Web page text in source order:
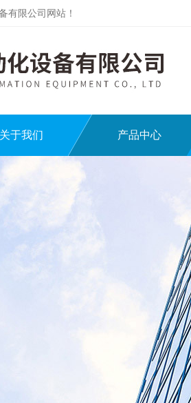
有限公司网站！
关于我们 产品中心